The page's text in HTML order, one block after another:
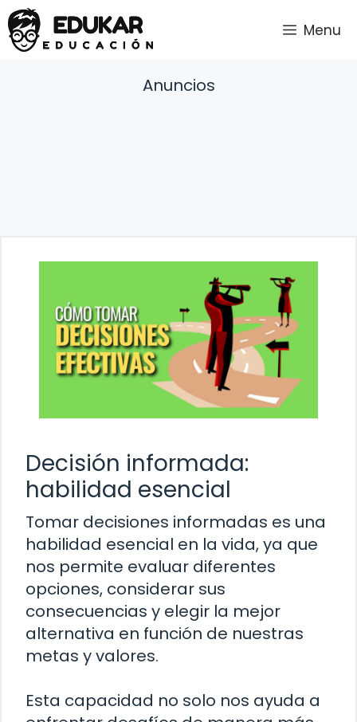
Saltar
al
contenido
Menu
Anuncios
Decisión informada:
habilidad esencial
Tomar decisiones informadas es una
habilidad esencial en la vida, ya que
nos permite evaluar diferentes
opciones, considerar sus
consecuencias y elegir la mejor
alternativa en función de nuestras
metas y valores.
Esta capacidad no solo nos ayuda a